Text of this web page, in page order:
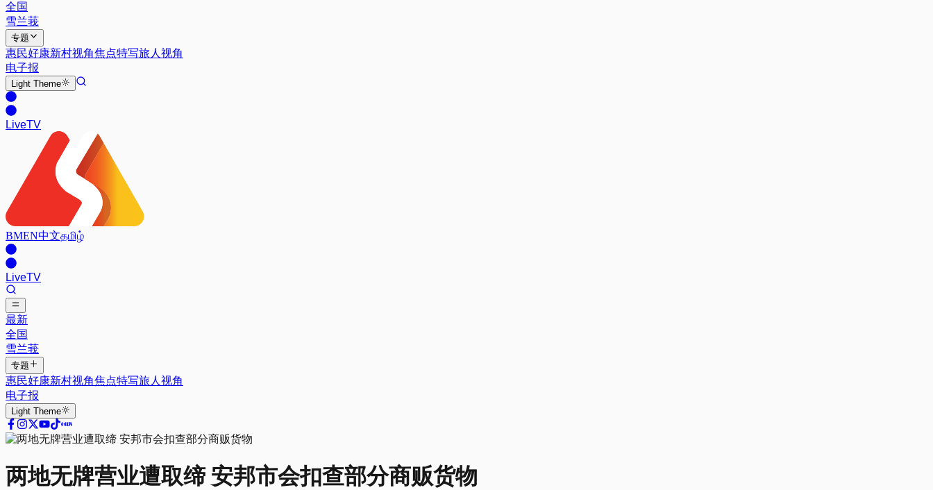
全国
雪兰莪
专题
惠民好康新村视角焦点特写旅人视角
电子报
Light Theme
LiveTV
BMEN中文தமிழ்
LiveTV
最新
全国
雪兰莪
专题
惠民好康新村视角焦点特写旅人视角
电子报
Light Theme
两地无牌营业遭取缔 安邦市会扣查部分商贩货物